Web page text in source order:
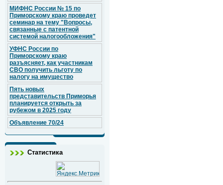
МИФНС России № 15 по
Приморскому краю проведет
семинар на тему "Вопросы,
связанные с патентной
системой налогообложения"
УФНС России по
Приморскому краю
разъясняет, как участникам
СВО получить льготу по
налогу на имущество
Пять новых
представительств Приморья
планируется открыть за
рубежом в 2025 году
Объявление 70/24
Статистика